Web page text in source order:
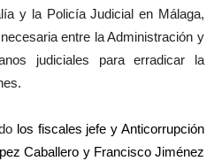
y la Policía Judicial en Málaga,
entre la Administración y
judiciales para erradicar la
los fiscales jefe y Anticorrupción
Caballero y Francisco Jiménez